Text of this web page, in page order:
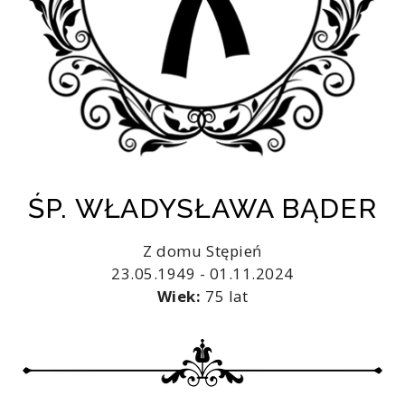
ŚP. WŁADYSŁAWA BĄDER
Z domu Stępień
23.05.1949 - 01.11.2024
Wiek: 75 lat